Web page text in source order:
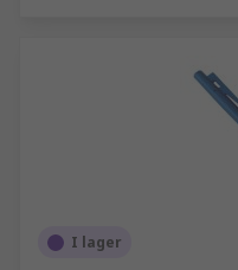
I lager